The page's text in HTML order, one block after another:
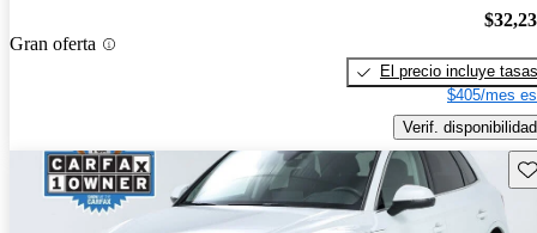
Gran oferta
El precio incluye tasas
$405/mes
Verif. disponibilidad